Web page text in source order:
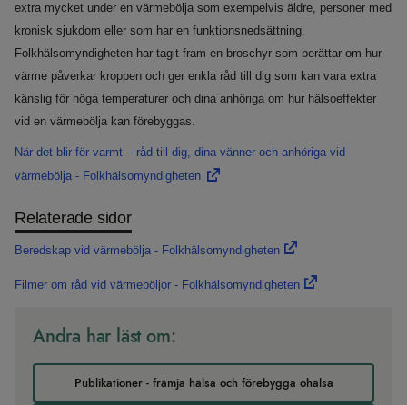
extra mycket under en värmebölja som exempelvis äldre, personer med
kronisk sjukdom eller som har en funktionsnedsättning.
Folkhälsomyndigheten har tagit fram en broschyr som berättar om hur
värme påverkar kroppen och ger enkla råd till dig som kan vara extra
känslig för höga temperaturer och dina anhöriga om hur hälsoeffekter
vid en värmebölja kan förebyggas.
När det blir för varmt – råd till dig, dina vänner och anhöriga vid
värmebölja - Folkhälsomyndigheten
Relaterade sidor
Beredskap vid värmebölja - Folkhälsomyndigheten
Filmer om råd vid värmeböljor - Folkhälsomyndigheten
Andra har läst om:
Publikationer - främja hälsa och förebygga ohälsa